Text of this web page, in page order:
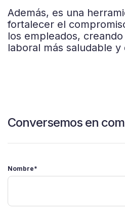
Además, es una
fortalecer el
los empleados,
laboral más saludable y
Conversemos en
Nombre*